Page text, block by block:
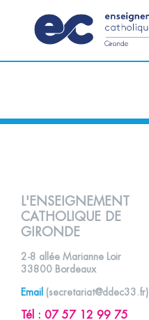
L'ENSEIGNEMENT
CATHOLIQUE DE
GIRONDE
2-8 allée Marianne Loir
33800 Bordeaux
Email (secretariat@ddec33.fr)
Tél : 07 57 12 99 75